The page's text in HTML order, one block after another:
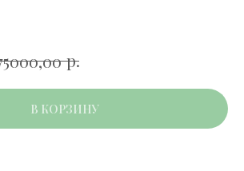
р.
В КОРЗИНУ